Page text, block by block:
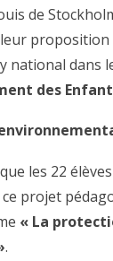
de
proposition
national dans
des
les 22
projet
« La
.